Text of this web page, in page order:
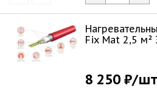
Fix Mat 2,5 м²
8 250 ₽/шт